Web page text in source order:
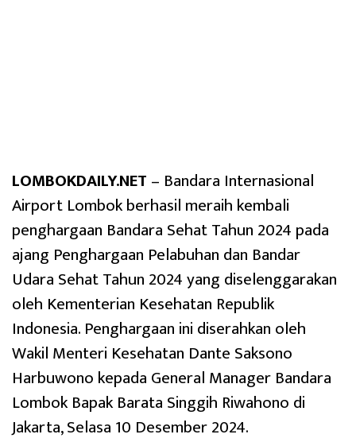
LOMBOKDAILY.NET – Bandara Internasional
Airport Lombok berhasil meraih kembali
penghargaan Bandara Sehat Tahun 2024 pada
ajang Penghargaan Pelabuhan dan Bandar
Udara Sehat Tahun 2024 yang diselenggarakan
oleh Kementerian Kesehatan Republik
Indonesia. Penghargaan ini diserahkan oleh
Wakil Menteri Kesehatan Dante Saksono
Harbuwono kepada General Manager Bandara
Lombok Bapak Barata Singgih Riwahono di
Jakarta, Selasa 10 Desember 2024.